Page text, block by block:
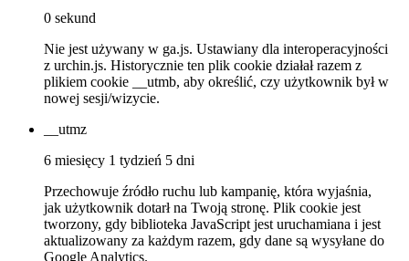
0 sekund
Nie jest używany w ga.js. Ustawiany dla interoperacyjności
z urchin.js. Historycznie ten plik cookie działał razem z
plikiem cookie __utmb, aby określić, czy użytkownik był w
nowej sesji/wizycie.
__utmz
6 miesięcy 1 tydzień 5 dni
Przechowuje źródło ruchu lub kampanię, która wyjaśnia,
jak użytkownik dotarł na Twoją stronę. Plik cookie jest
tworzony, gdy biblioteka JavaScript jest uruchamiana i jest
aktualizowany za każdym razem, gdy dane są wysyłane do
Google Analytics.